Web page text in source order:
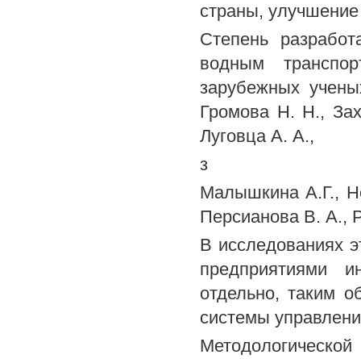
страны,
Степень
водным
зарубежных
Громова Н. Н.,
Луговца А. А.,
з
Малышкина А.Г.,
Персианова В. А.,
В исследованиях
предприятиями
отдельно, таким
системы